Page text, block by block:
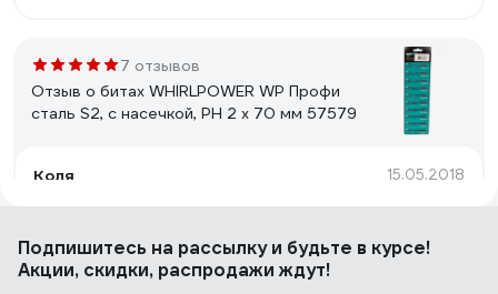
7 отзывов
Отзыв о битах WHIRLPOWER WP Профи
сталь S2, с насечкой, РН 2 х 70 мм 57579
Коля 15.05.2018
Есть.
8 отзывов
Подпишитесь на рассылкуи будьте в курсе!
Акции, скидки, распродажи ждут!